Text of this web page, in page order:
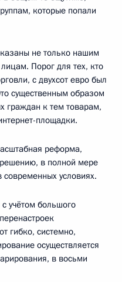
которые попали
не только нашим
Порог для тех, кто
с двухсот евро был
существенным образом
граждан к тем товарам,
площадки.
реформа,
в полной мере
условиях.
учётом большого
гибко, системно,
осуществляется
в восьми